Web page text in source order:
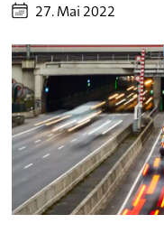
27. Mai 2022